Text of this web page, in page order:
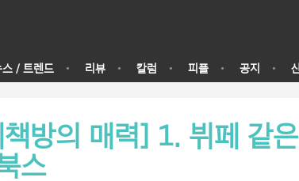
스 / 트렌드 리뷰 칼럼 피플 공지
책방의 매력] 1. 뷔페 같
스